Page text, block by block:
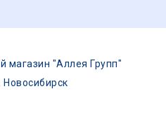
магазин "Аллея Групп"
Новосибирск